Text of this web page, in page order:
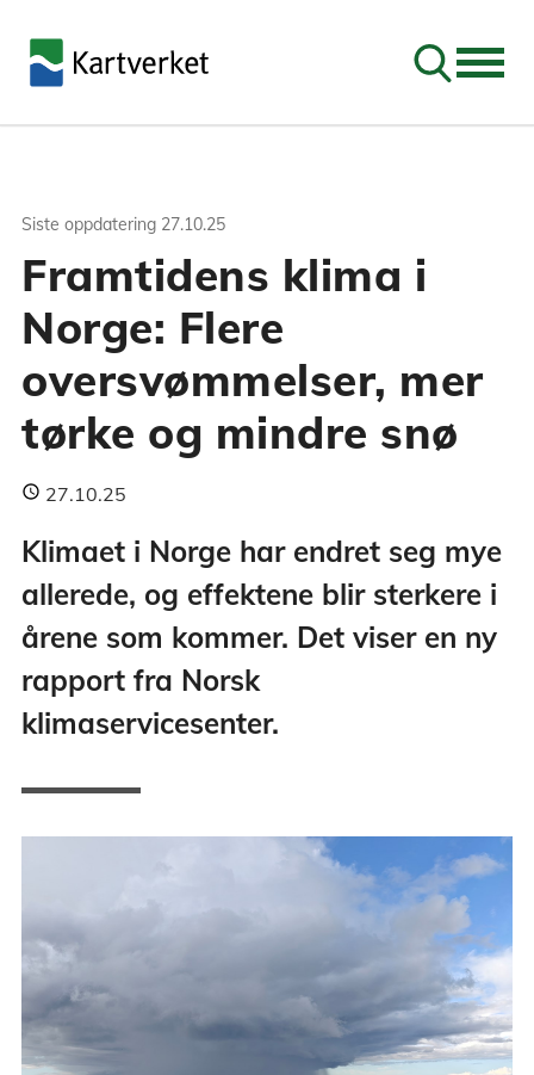
Søk
Siste oppdatering 27.10.25
Framtidens klima i
Norge: Flere
oversvømmelser, mer
tørke og mindre snø
27.10.25
Klimaet i Norge har endret seg mye
allerede, og effektene blir sterkere i
årene som kommer. Det viser en ny
rapport fra Norsk
klimaservicesenter.